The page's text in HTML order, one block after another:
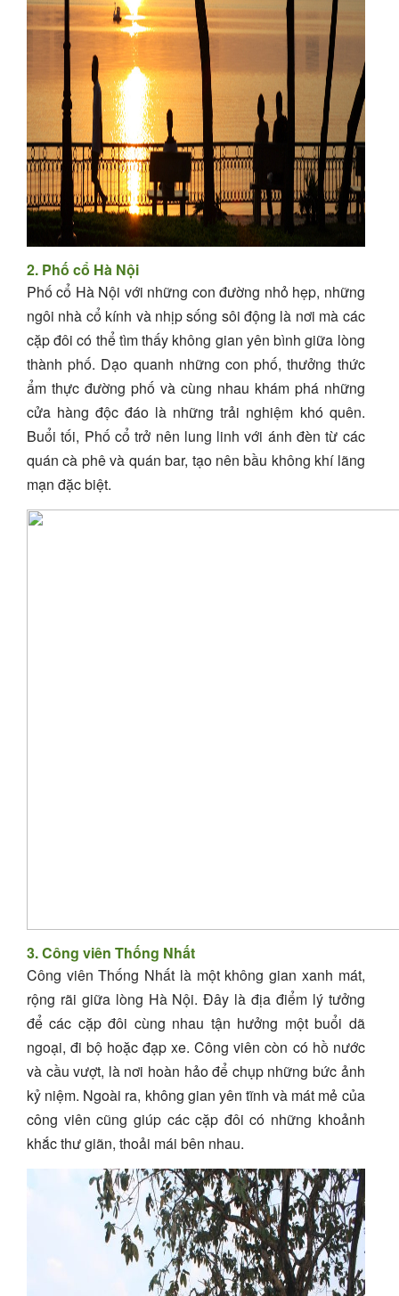
2. Phố cổ Hà Nội
Phố cổ Hà Nội với những con đường nhỏ hẹp, những
ngôi nhà cổ kính và nhịp sống sôi động là nơi mà các
cặp đôi có thể tìm thấy không gian yên bình giữa lòng
thành phố. Dạo quanh những con phố, thưởng thức
ẩm thực đường phố và cùng nhau khám phá những
cửa hàng độc đáo là những trải nghiệm khó quên.
Buổi tối, Phố cổ trở nên lung linh với ánh đèn từ các
quán cà phê và quán bar, tạo nên bầu không khí lãng
mạn đặc biệt.
3. Công viên Thống Nhất
Công viên Thống Nhất là một không gian xanh mát,
rộng rãi giữa lòng Hà Nội. Đây là địa điểm lý tưởng
để các cặp đôi cùng nhau tận hưởng một buổi dã
ngoại, đi bộ hoặc đạp xe. Công viên còn có hồ nước
và cầu vượt, là nơi hoàn hảo để chụp những bức ảnh
kỷ niệm. Ngoài ra, không gian yên tĩnh và mát mẻ của
công viên cũng giúp các cặp đôi có những khoảnh
khắc thư giãn, thoải mái bên nhau.